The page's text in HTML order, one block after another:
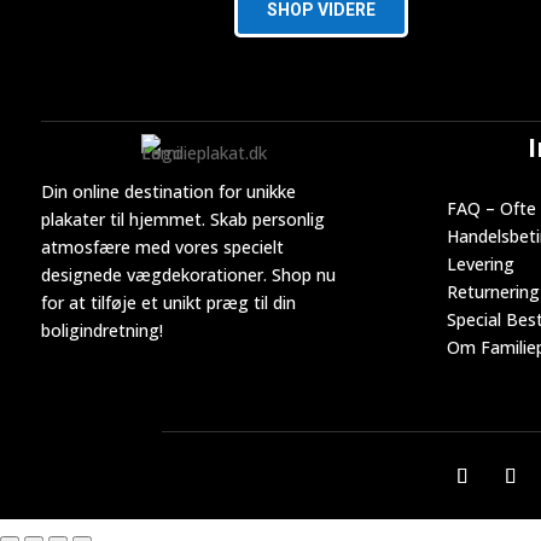
SHOP VIDERE
Din online destination for unikke
plakater til hjemmet. Skab personlig
atmosfære med vores specielt
designede vægdekorationer. Shop nu
for at tilføje et unikt præg til din
boligindretning!
FAQ –
Levering
Returnering
Special
Om